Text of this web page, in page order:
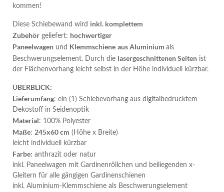
kommen!
Diese Schiebewand wird inkl. komplettem
Zubehör geliefert: hochwertiger
Paneelwagen und Klemmschiene aus Aluminium als
Beschwerungselement. Durch die lasergeschnittenen Seiten ist
der Flächenvorhang leicht selbst in der Höhe individuell kürzbar.
ÜBERBLICK:
Lieferumfang: ein (1) Schiebevorhang aus digitalbedrucktem
Dekostoff in Seidenoptik
Material: 100% Polyester
Maße: 245x60 cm (Höhe x Breite)
leicht individuell kürzbar
Farbe: anthrazit oder natur
inkl. Paneelwagen mit Gardinenröllchen und beiliegenden x-
Gleitern für alle gängigen Gardinenschienen
inkl. Aluminium-Klemmschiene als Beschwerungselement